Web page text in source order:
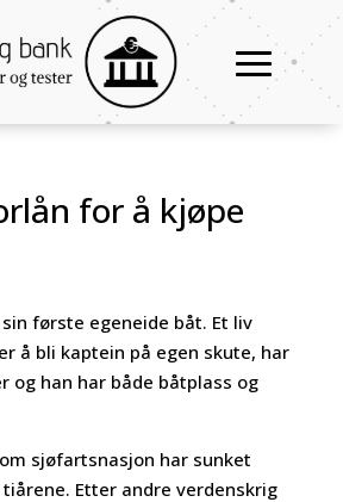
for å kjøpe
første egeneide båt. Et liv
å bli kaptein på egen skute, har
og han har både båtplass og
sjøfartsnasjon har sunket
Etter andre verdenskrig